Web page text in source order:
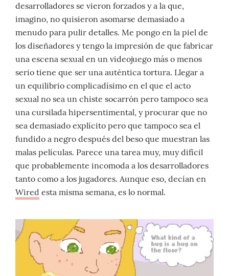
desarrolladores se vieron forzados y a la que,
imagino, no quisieron asomarse demasiado a
menudo para pulir detalles. Me pongo en la piel de
los diseñadores y tengo la impresión de que fabricar
una escena sexual en un videojuego más o menos
serio tiene que ser una auténtica tortura. Llegar a
un equilibrio complicadísimo en el que el acto
sexual no sea un chiste socarrón pero tampoco sea
una cursilada hipersentimental, y procurar que no
sea demasiado explícito pero que tampoco sea el
fundido a negro después del beso que muestran las
malas películas. Parece una tarea muy, muy difícil
que probablemente incomoda a los desarrolladores
tanto como a los jugadores. Aunque eso, decían en
Wired esta misma semana, es lo normal.